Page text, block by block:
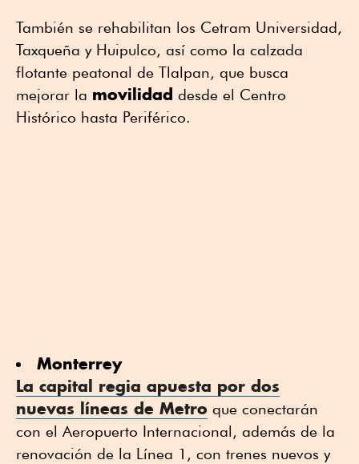
También se rehabilitan los Cetram Universidad,
Taxqueña y Huipulco, así como la calzada
flotante peatonal de Tlalpan, que busca
mejorar la movilidad desde el Centro
Histórico hasta Periférico.
Monterrey
La capital regia apuesta por dos
nuevas líneas de Metro que conectarán
con el Aeropuerto Internacional, además de la
renovación de la Línea 1, con trenes nuevos y